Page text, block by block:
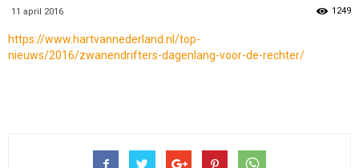
11 april 2016 1249
https://www.hartvannederland.nl/top-
nieuws/2016/zwanendrifters-dagenlang-voor-de-rechter/